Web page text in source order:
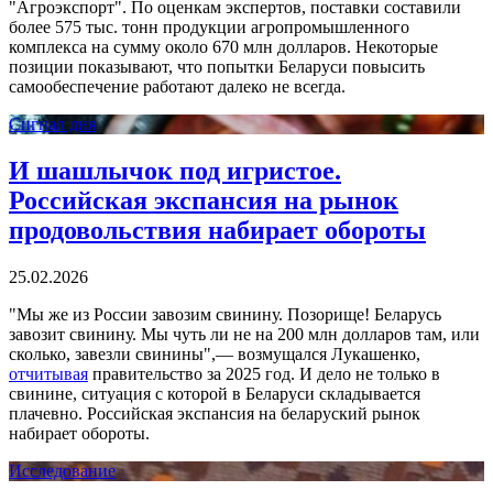
"Агроэкспорт". По оценкам экспертов, поставки составили
более 575 тыс. тонн продукции агропромышленного
комплекса на сумму около 670 млн долларов. Некоторые
позиции показывают, что попытки Беларуси повысить
самообеспечение работают далеко не всегда.
Сигнал дня
И шашлычок под игристое.
Российская экспансия на рынок
продовольствия набирает обороты
25.02.2026
"Мы же из России завозим свинину. Позорище! Беларусь
завозит свинину. Мы чуть ли не на 200 млн долларов там, или
сколько, завезли свинины",— возмущался Лукашенко,
отчитывая правительство за 2025 год. И дело не только в
свинине, ситуация с которой в Беларуси складывается
плачевно. Российская экспансия на беларуский рынок
набирает обороты.
Исследование